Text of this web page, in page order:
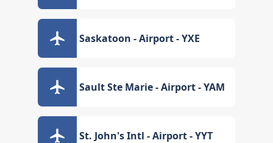
Saskatoon - Airport - YXE
Sault Ste Marie - Airport - YAM
St. John's Intl - Airport - YYT